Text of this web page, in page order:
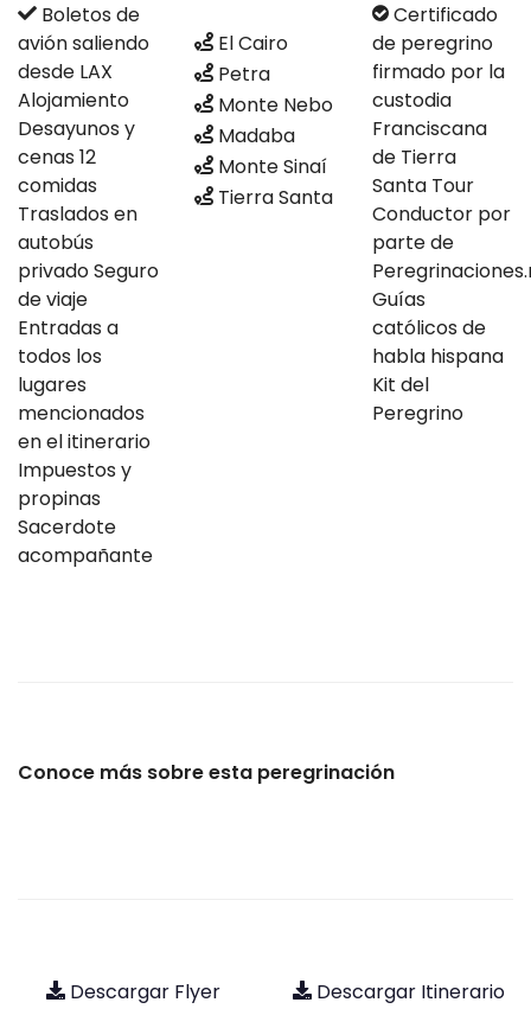
Boletos de
avión saliendo
desde LAX
Alojamiento
Desayunos y
cenas 12
comidas
Traslados en
autobús
privado Seguro
de viaje
Entradas a
todos los
lugares
mencionados
en el itinerario
Impuestos y
propinas
Sacerdote
acompañante
El Cairo
Petra
Monte Nebo
Madaba
Monte Sinaí
Tierra Santa
Certificado
de peregrino
firmado por la
custodia
Franciscana
de Tierra
Santa Tour
Conductor por
parte de
Guías
católicos de
habla hispana
Kit del
Peregrino
Conoce más sobre esta peregrinación
Descargar Flyer Descargar Itinerario